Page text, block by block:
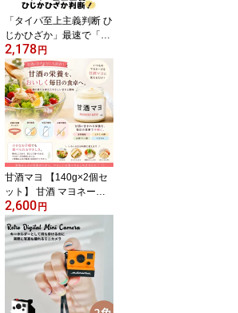
ージェイ
「タイパ至上主義判断 ひ
じかひざか」最速で「ひ
じ」か「ひざ」か判断す
る”関節系”ハイスピード
カードゲーム「ビザ」
「ピザ」「パエリア」な
ども登場し大混乱！？ プ
レイ時間約5分 プレイ人
数2～6名 対象年齢：6歳
以上
2,178円
甘酒マヨ 【140g×2個セ
ット】 甘酒 マヨネーズ
風 調味料 卵不使用 大豆
不使用 アレルギー対応
ヴィーガン グルテンフリ
ー 無添加 腸活 発酵食品
ギフト
2,600円